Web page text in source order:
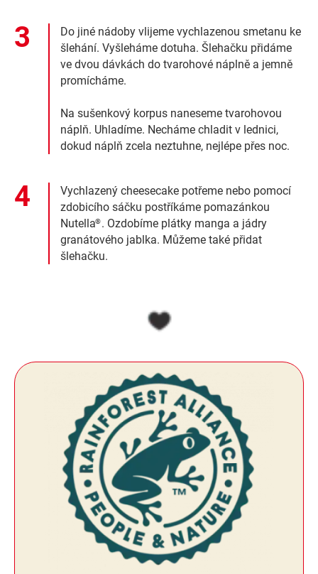
Do jiné nádoby vlijeme vychlazenou smetanu ke
šlehání. Vyšleháme dotuha. Šlehačku přidáme
ve dvou dávkách do tvarohové náplně a jemně
promícháme.
Na sušenkový korpus naneseme tvarohovou
náplň. Uhladíme. Necháme chladit v lednici,
dokud náplň zcela neztuhne, nejlépe přes noc.
Vychlazený cheesecake potřeme nebo pomocí
zdobicího sáčku postříkáme pomazánkou
Nutella®. Ozdobíme plátky manga a jádry
granátového jablka. Můžeme také přidat
šlehačku.